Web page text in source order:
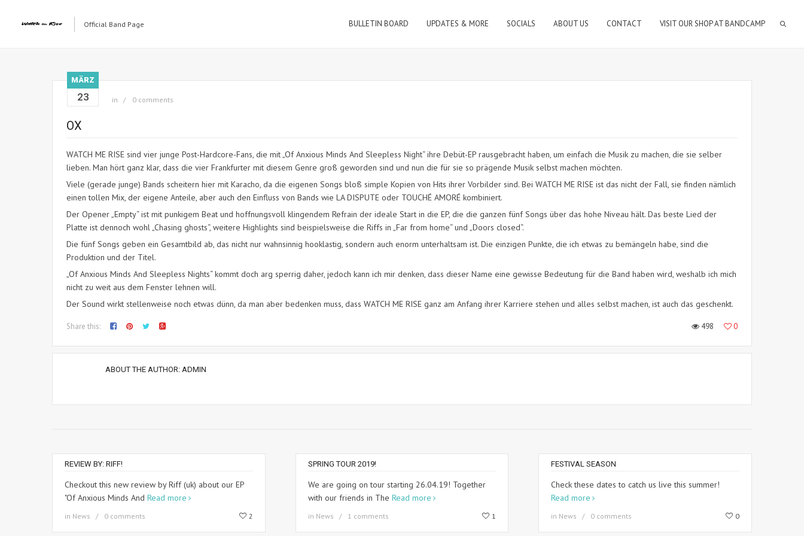
Official Band Page BULLETIN BOARD UPDATES & MORE SOCIALS ABOUT US CONTACT VISIT OUR SHOP AT BANDCAMP
MÄRZ
23 in 0 comments
OX
WATCH ME RISE sind vier junge Post-Hardcore-Fans, die mit „Of Anxious Minds And Sleepless Night“ ihre Debüt-EP rausgebracht haben, um einfach die Musik zu machen, die sie selber
lieben. Man hört ganz klar, dass die vier Frankfurter mit diesem Genre groß geworden sind und nun die für sie so prägende Musik selbst machen möchten.
Viele (gerade junge) Bands scheitern hier mit Karacho, da die eigenen Songs bloß simple Kopien von Hits ihrer Vorbilder sind. Bei WATCH ME RISE ist das nicht der Fall, sie finden nämlich
einen tollen Mix, der eigene Anteile, aber auch den Einfluss von Bands wie LA DISPUTE oder TOUCHÉ AMORÉ kombiniert.
Der Opener „Empty“ ist mit punkigem Beat und hoffnungsvoll klingendem Refrain der ideale Start in die EP, die die ganzen fünf Songs über das hohe Niveau hält. Das beste Lied der
Platte ist dennoch wohl „Chasing ghosts“, weitere Highlights sind beispielsweise die Riffs in „Far from home“ und „Doors closed“.
Die fünf Songs geben ein Gesamtbild ab, das nicht nur wahnsinnig hooklastig, sondern auch enorm unterhaltsam ist. Die einzigen Punkte, die ich etwas zu bemängeln habe, sind die
Produktion und der Titel.
„Of Anxious Minds And Sleepless Nights“ kommt doch arg sperrig daher, jedoch kann ich mir denken, dass dieser Name eine gewisse Bedeutung für die Band haben wird, weshalb ich mich
nicht zu weit aus dem Fenster lehnen will.
Der Sound wirkt stellenweise noch etwas dünn, da man aber bedenken muss, dass WATCH ME RISE ganz am Anfang ihrer Karriere stehen und alles selbst machen, ist auch das geschenkt.
Share this: 498 0
ABOUT THE AUTHOR: ADMIN
REVIEW BY: RIFF!
Checkout this new review by Riff (uk) about our EP
"Of Anxious Minds And Read more
in News 0 comments 2
SPRING TOUR 2019!
We are going on tour starting 26.04.19! Together
with our friends in The Read more
in News 1 comments 1
FESTIVAL SEASON
Check these dates to catch us live this summer!
Read more
in News 0 comments 0